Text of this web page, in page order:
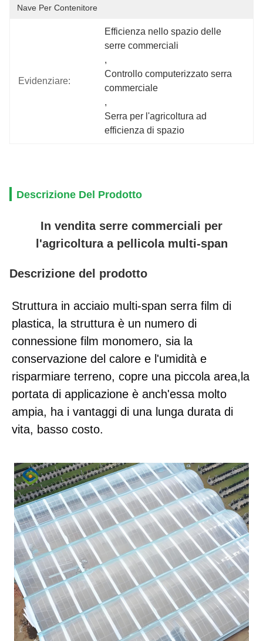
Nave Per Contenitore
Evidenziare:
Efficienza nello spazio delle
serre commerciali
,
Controllo computerizzato serra
commerciale
,
Serra per l'agricoltura ad
efficienza di spazio
Descrizione Del Prodotto
In vendita serre commerciali per
l'agricoltura a pellicola multi-span
Descrizione del prodotto
Struttura in acciaio multi-span serra film di
plastica, la struttura è un numero di
connessione film monomero, sia la
conservazione del calore e l'umidità e
risparmiare terreno, copre una piccola area,la
portata di applicazione è anch'essa molto
ampia, ha i vantaggi di una lunga durata di
vita, basso costo.